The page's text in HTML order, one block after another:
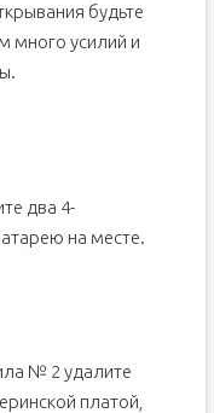
будьте
много усилий и
два 4-
на месте.
№ 2 удалите
платой,